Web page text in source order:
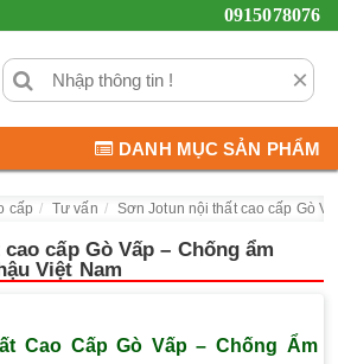
0915078076
×
DANH MỤC SẢN PHẨM
cấp Tư vấn Sơn Jotun nội thất cao cấp Gò
cấp Gò Vấp – Chống ẩm
Việt Nam
Cao Cấp Gò Vấp – Chống Ẩm